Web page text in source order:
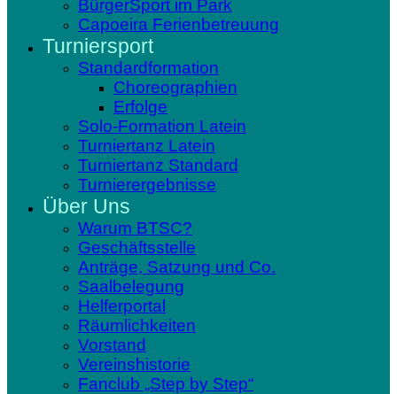
BürgerSport im Park
Capoeira Ferienbetreuung
Turniersport
Standardformation
Choreographien
Erfolge
Solo-Formation Latein
Turniertanz Latein
Turniertanz Standard
Turnierergebnisse
Über Uns
Warum BTSC?
Geschäftsstelle
Anträge, Satzung und Co.
Saalbelegung
Helferportal
Räumlichkeiten
Vorstand
Vereinshistorie
Fanclub „Step by Step“